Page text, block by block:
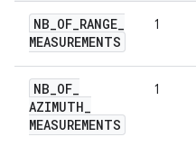
NB_OF_RANGE_
MEASUREMENTS
1
NB_OF_
AZIMUTH_
MEASUREMENTS
1